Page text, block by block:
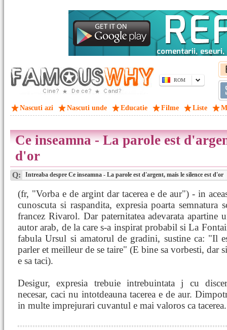
ROM
Nascuti azi Nascuti unde Educatie Filme Liste
Ce inseamna - La parole est
d'or
Q: Intreaba despre Ce inseamna - La parole est d'argent, mais le silence est d'or
(fr, "Vorba e de argint dar tacerea e de aur") - in
cunoscuta si raspandita, expresia poarta semnatura
francez Rivarol. Dar paternitatea adevarata apartine
autor arab, de la care s-a inspirat probabil si La
fabula Ursul si amatorul de gradini, sustine ca: "Il
parler et meilleur de se taire" (E bine sa vorbesti, dar
e sa taci).
Desigur, expresia trebuie intrebuintata j cu
necesar, caci nu intotdeauna tacerea e de aur.
in multe imprejurari cuvantul e mai valoros ca tacerea.